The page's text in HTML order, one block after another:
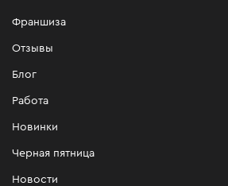
Франшиза
Отзывы
Блог
Работа
Новинки
Черная пятница
Новости